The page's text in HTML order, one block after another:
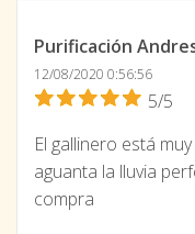
Purificación
12/08/2020 0:56:56
5/5
El gallinero está
aguanta la lluvia
compra